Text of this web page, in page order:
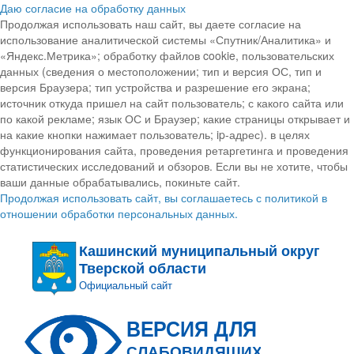
Даю согласие на обработку данных
Продолжая использовать наш сайт, вы даете согласие на
использование аналитической системы «Спутник/Аналитика» и
«Яндекс.Метрика»; обработку файлов cookie, пользовательских
данных (сведения о местоположении; тип и версия ОС, тип и
версия Браузера; тип устройства и разрешение его экрана;
источник откуда пришел на сайт пользователь; с какого сайта или
по какой рекламе; язык ОС и Браузер; какие страницы открывает и
на какие кнопки нажимает пользователь; ip-адрес). в целях
функционирования сайта, проведения ретаргетинга и проведения
статистических исследований и обзоров. Если вы не хотите, чтобы
ваши данные обрабатывались, покиньте сайт.
Продолжая использовать сайт, вы соглашаетесь с политикой в
отношении обработки персональных данных.